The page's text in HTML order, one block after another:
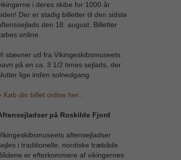
i deres skibe for 1000 år
Der er stadig billetter til den sidste
den 18. august. Billetter
online.
stævner ud fra Vikingeskibsmuseets
på en ca. 3 1/2 times sejlads, der
lige inden solnedgang.
Køb din billet online her...
på Roskilde Fjord
aftensejladser
i traditionelle, nordiske træbåde.
er efterkommere af vikingernes